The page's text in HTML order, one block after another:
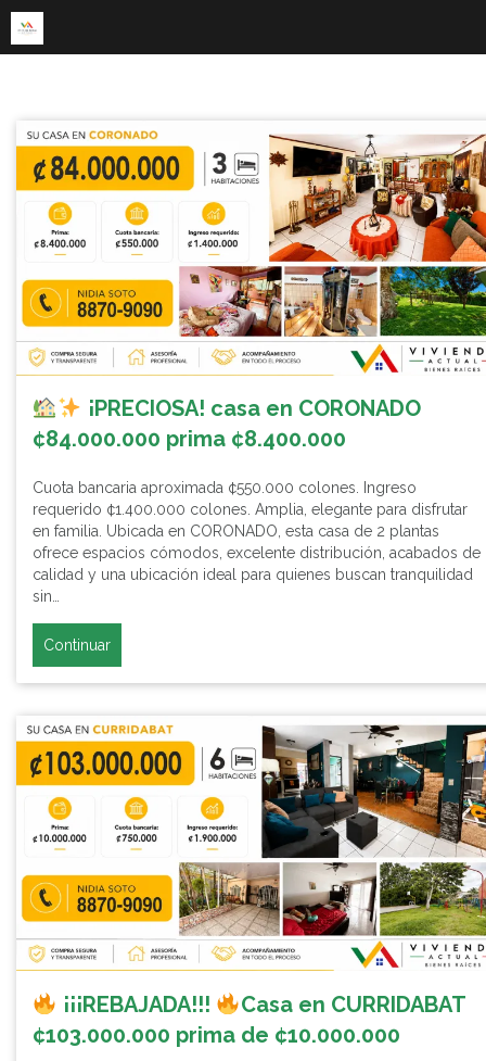
Skip
content
¡PRECIOSA! casa en CORONADO
¢84.000.000 prima ¢8.400.000
Cuota bancaria aproximada ¢550.000 colones. Ingreso
requerido ¢1.400.000 colones. Amplia, elegante para disfrutar
en familia. Ubicada en CORONADO, esta casa de 2 plantas
ofrece espacios cómodos, excelente distribución, acabados de
calidad y una ubicación ideal para quienes buscan tranquilidad
sin…
Continuar
¡¡¡REBAJADA!!!
Casa en CURRIDABAT
¢103.000.000 prima de ¢10.000.000